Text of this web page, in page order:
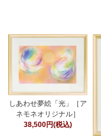
しあわせ夢絵「光」［ア
ネモネオリジナル］
38,500円(税込)